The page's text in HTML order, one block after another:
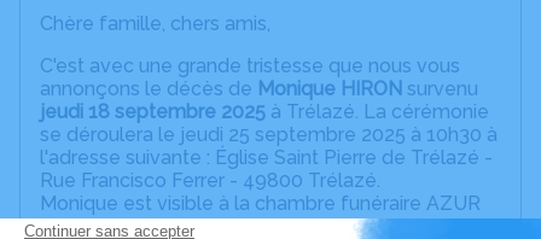
Chère famille, chers amis,
C'est avec une grande tristesse que nous vous
annonçons le décès de Monique HIRON survenu
jeudi 18 septembre 2025 à Trélazé. La cérémonie
se déroulera le jeudi 25 septembre 2025 à 10h30 à
l'adresse suivante : Église Saint Pierre de Trélazé -
Rue Francisco Ferrer - 49800 Trélazé.
Monique est visible à la chambre funéraire AZUR
avec le code 01943.